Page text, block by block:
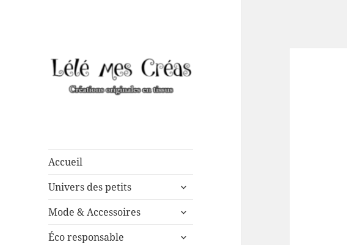
Accueil
Univers des petits
ouvrir
sous-
Mode & Accessoires
ouvrir
sous-
Éco responsable
ouvrir